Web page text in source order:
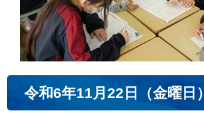
令和6年11月22日（金曜日）